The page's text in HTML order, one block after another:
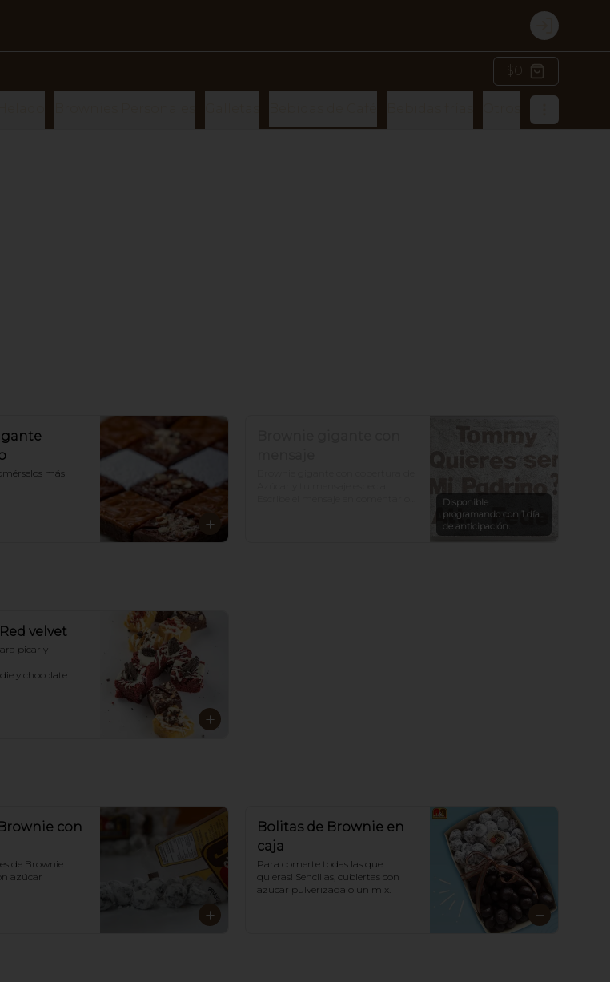
Login
más
Disponible
programando con 1 día
de anticipación.
velvet
picar y
y chocolate
con
de Brownie
azúcar
Bolitas de Brownie en
caja
Para comerte todas las que
quieras! Sencillas, cubiertas con
azúcar pulverizada o un mix.